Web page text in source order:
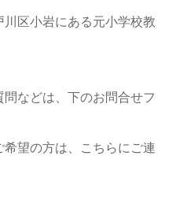
区小岩にある元小学校教
などは、下のお問合せフ
望の方は、こちらにご連